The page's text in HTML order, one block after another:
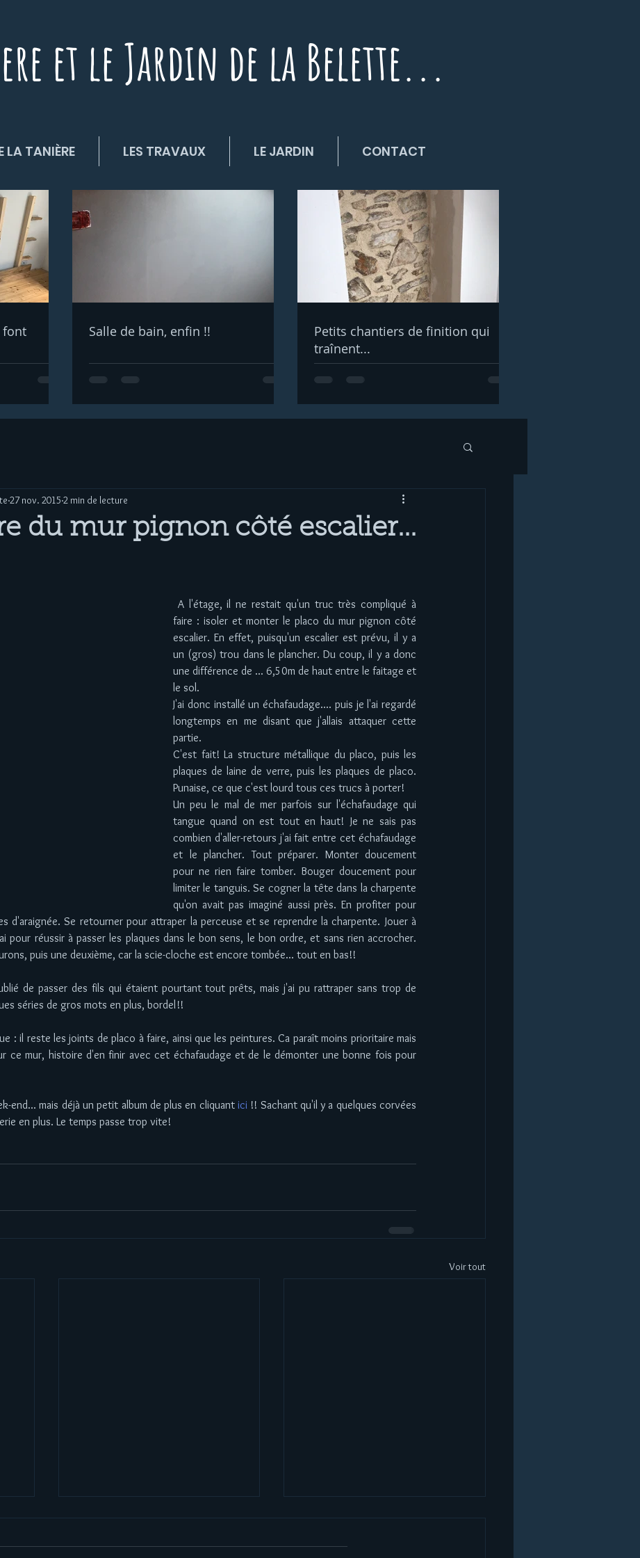
et le Jardin de la Belette...
LA TANIÈRE LES TRAVAUX LE JARDIN CONTACT
font
Salle de bain, enfin !!
Petits chantiers de finition qui
traînent...
du mur pignon côté escalier...
27 nov. 2015 2 min de lecture
faire : isoler et monter le placo du mur pignon côté
escalier. En effet, puisqu'un escalier est prévu, il y a
un (gros) trou dans le plancher. Du coup, il y a donc
une différence de ... 6,50m de haut entre le faitage et
le sol.
J'ai donc installé un échafaudage.... puis je l'ai regardé
longtemps en me disant que j'allais attaquer cette
partie.
C'est fait! La structure métallique du placo, puis les
plaques de laine de verre, puis les plaques de placo.
Punaise, ce que c'est lourd tous ces trucs à porter!
Un peu le mal de mer parfois sur l'échafaudage qui
tangue quand on est tout en haut! Je ne sais pas
combien d'aller-retours j'ai fait entre cet échafaudage
et le plancher. Tout préparer. Monter doucement
pour ne rien faire tomber. Bouger doucement pour
limiter le tanguis. Se cogner la tête dans la charpente
qu'on avait pas imaginé aussi près. En profiter pour
d'araignée. Se retourner pour attraper la perceuse et se reprendre la charpente. Jouer à
pour réussir à passer les plaques dans le bon sens, le bon ordre, et sans rien accrocher.
puis une deuxième, car la scie-cloche est encore tombée... tout en bas!!
de passer des fils qui étaient pourtant tout prêts, mais j'ai pu rattraper sans trop de
séries de gros mots en plus, bordel!!
: il reste les joints de placo à faire, ainsi que les peintures. Ca paraît moins prioritaire mais
ce mur, histoire d'en finir avec cet échafaudage et de le démonter une bonne fois pour
end... mais déjà un petit album de plus en cliquant ici !! Sachant qu'il y a quelques corvées
en plus. Le temps passe trop vite!
Voir tout